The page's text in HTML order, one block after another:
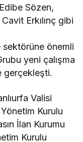
Sözen,
Erkılınç gibi
sektörüne önemli
yeni çalışma
gerçekleşti.
Valisi
Kurulu
İlan Kurumu
Kurulu